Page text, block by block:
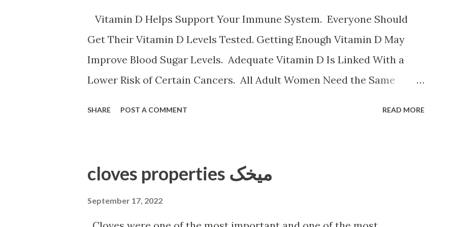
باعث کم خونی می شود
Vitamin D Helps Support Your Immune System. Everyone Should
Get Their Vitamin D Levels Tested. Getting Enough Vitamin D May
Improve Blood Sugar Levels. Adequate Vitamin D Is Linked With a
Lower Risk of Certain Cancers. All Adult Women Need the Same
pressure. It might reduce the risk of heart disease. ویتامین د با کلسیم
بهترعمل می کند و نقش در تقویت استخوانها نقش دارد ویتامین د ویتامین محلول
در چربی است نقش بسزائی درکارکرد اعضای مختلف بدن دارد ویتامین در تنظیم
SHARE POST A COMMENT READ MORE
cloves properties میخک
September 17, 2022